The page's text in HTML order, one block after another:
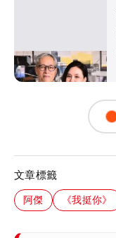
文章標籤
阿傑 《我挺你》